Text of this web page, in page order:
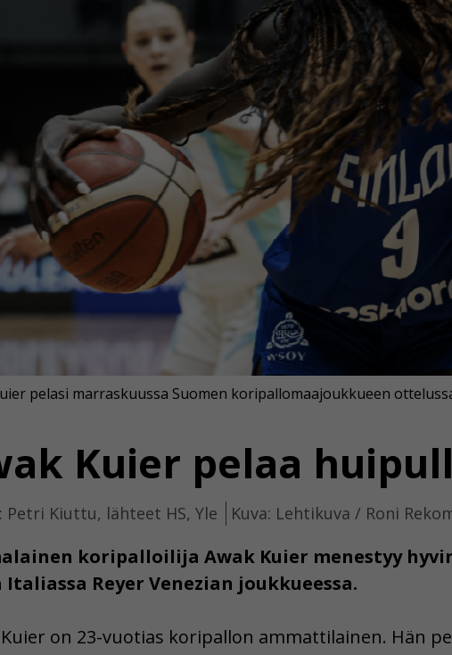
Kuier pelaa
Petri Kiuttu, lähteet HS, Yle Kuva: Lehtikuva / Roni
koripalloilija Awak Kuier menestyy
Italiassa Reyer Venezian joukkueessa.
pelasi marraskuussa Suomen koripallomaajoukkueen
on 23-vuotias koripallon ammattilainen. Hän